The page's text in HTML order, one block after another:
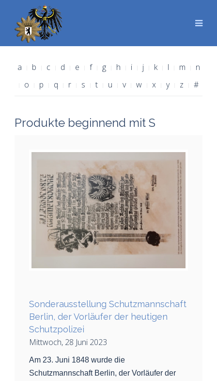
a b c d e f g h i j k l m
n
o
p q r s t u v w x y z #
Produkte beginnend mit S
Sonderausstellung Schutzmannschaft
Berlin, der Vorläufer der heutigen
Schutzpolizei
Mittwoch, 28 Juni 2023
Am 23. Juni 1848 wurde die
Schutzmannschaft Berlin, der Vorläufer der